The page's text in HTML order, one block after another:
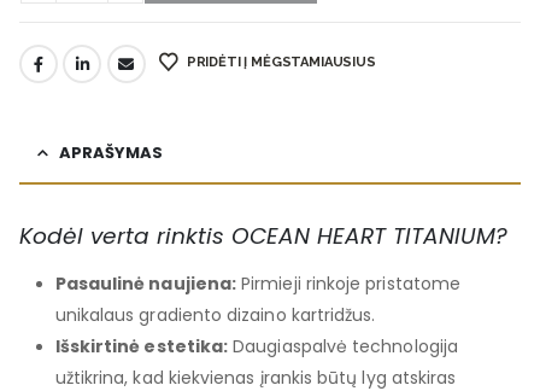
PRIDĖTI Į MĖGSTAMIAUSIUS
APRAŠYMAS
Kodėl verta rinktis OCEAN HEART TITANIUM?
Pasaulinė naujiena: Pirmieji rinkoje pristatome
unikalaus gradiento dizaino kartridžus.
Išskirtinė estetika: Daugiaspalvė technologija
užtikrina, kad kiekvienas įrankis būtų lyg atskiras